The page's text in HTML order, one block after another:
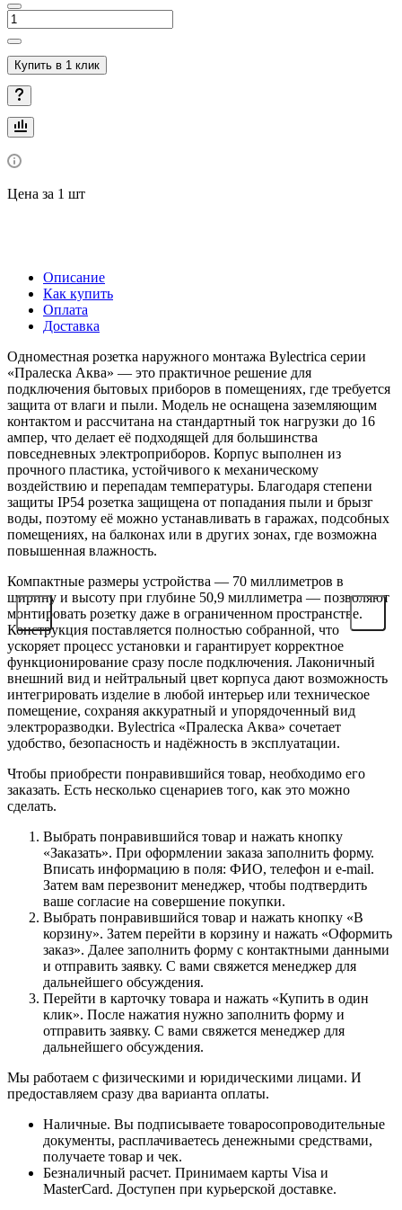
Купить в 1 клик
Цена за 1 шт
Описание
Как купить
Оплата
Доставка
Одноместная розетка наружного монтажа Bylectrica серии
«Пралеска Аква» — это практичное решение для
подключения бытовых приборов в помещениях, где требуется
защита от влаги и пыли. Модель не оснащена заземляющим
контактом и рассчитана на стандартный ток нагрузки до 16
ампер, что делает её подходящей для большинства
повседневных электроприборов. Корпус выполнен из
прочного пластика, устойчивого к механическому
воздействию и перепадам температуры. Благодаря степени
защиты IP54 розетка защищена от попадания пыли и брызг
воды, поэтому её можно устанавливать в гаражах, подсобных
помещениях, на балконах или в других зонах, где возможна
повышенная влажность.
Компактные размеры устройства — 70 миллиметров в
ширину и высоту при глубине 50,9 миллиметра — позволяют
монтировать розетку даже в ограниченном пространстве.
Конструкция поставляется полностью собранной, что
ускоряет процесс установки и гарантирует корректное
функционирование сразу после подключения. Лаконичный
внешний вид и нейтральный цвет корпуса дают возможность
интегрировать изделие в любой интерьер или техническое
помещение, сохраняя аккуратный и упорядоченный вид
электроразводки. Bylectrica «Пралеска Аква» сочетает
удобство, безопасность и надёжность в эксплуатации.
Чтобы приобрести понравившийся товар, необходимо его
заказать. Есть несколько сценариев того, как это можно
сделать.
Выбрать понравившийся товар и нажать кнопку
«Заказать». При оформлении заказа заполнить форму.
Вписать информацию в поля: ФИО, телефон и e-mail.
Затем вам перезвонит менеджер, чтобы подтвердить
ваше согласие на совершение покупки.
Выбрать понравившийся товар и нажать кнопку «В
корзину». Затем перейти в корзину и нажать «Оформить
заказ». Далее заполнить форму с контактными данными
и отправить заявку. С вами свяжется менеджер для
дальнейшего обсуждения.
Перейти в карточку товара и нажать «Купить в один
клик». После нажатия нужно заполнить форму и
отправить заявку. С вами свяжется менеджер для
дальнейшего обсуждения.
Мы работаем с физическими и юридическими лицами. И
предоставляем сразу два варианта оплаты.
Наличные. Вы подписываете товаросопроводительные
документы, расплачиваетесь денежными средствами,
получаете товар и чек.
Безналичный расчет. Принимаем карты Visa и
MasterCard. Доступен при курьерской доставке.